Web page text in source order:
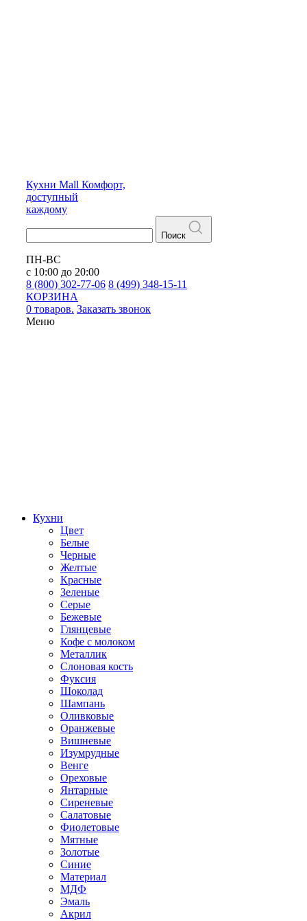
Кухни Mall Комфорт,
доступный
каждому
Поиск
ПН-ВС
с 10:00 до 20:00
8 (800) 302-77-06 8 (499) 348-15-11
КОРЗИНА
0 товаров. Заказать звонок
Меню
Кухни
Цвет
Белые
Черные
Желтые
Красные
Зеленые
Серые
Бежевые
Глянцевые
Кофе с молоком
Металлик
Слоновая кость
Фуксия
Шоколад
Шампань
Оливковые
Оранжевые
Вишневые
Изумрудные
Венге
Ореховые
Янтарные
Сиреневые
Салатовые
Фиолетовые
Мятные
Золотые
Синие
Материал
МДФ
Эмаль
Акрил